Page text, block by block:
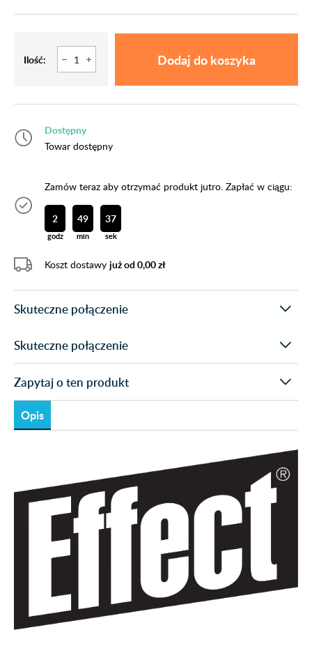
Ilość: Dodaj do koszyka
Dostępny
Towar dostępny
Zamów teraz aby otrzymać produkt jutro. Zapłać w ciągu:
2
godz
49
min
37
sek
Koszt dostawy już od 0,00 zł
Skuteczne połączenie
Skuteczne połączenie
Zapytaj o ten produkt
Opis